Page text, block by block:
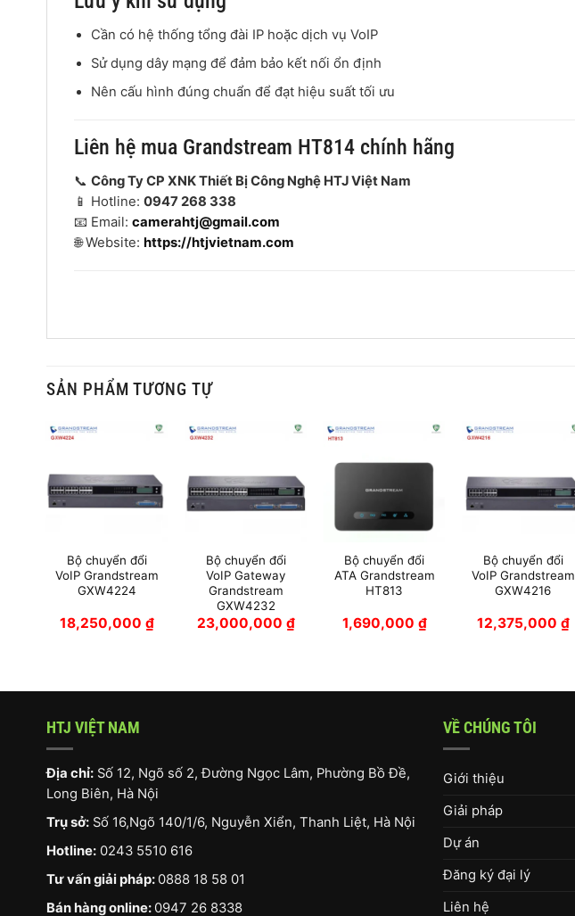
Cần có hệ thống tổng đài IP hoặc dịch vụ VoIP
Sử dụng dây mạng để đảm bảo kết nối ổn định
Nên cấu hình đúng chuẩn để đạt hiệu suất tối ưu
Liên hệ mua Grandstream HT814 chính hãng
📞 Công Ty CP XNK Thiết Bị Công Nghệ HTJ Việt Nam
📱 Hotline: 0947 268 338
📧 Email: camerahtj@gmail.com
🌐 Website: https://htjvietnam.com
SẢN PHẨM TƯƠNG TỰ
Bộ chuyển đổi
VoIP Grandstream
GXW4224
18,250,000 ₫
Bộ chuyển đổi
VoIP Gateway
Grandstream
GXW4232
23,000,000 ₫
Bộ chuyển đổi
ATA Grandstream
HT813
1,690,000 ₫
Bộ chuyển đổi
VoIP Grandstream
GXW4216
12,375,000 ₫
HTJ VIỆT NAM
Địa chỉ: Số 12, Ngõ số 2, Đường Ngọc Lâm, Phường Bồ Đề,
Long Biên, Hà Nội
Trụ sở: Số 16,Ngõ 140/1/6, Nguyễn Xiển, Thanh Liệt, Hà Nội
Hotline: 0243 5510 616
Tư vấn giải pháp: 0888 18 58 01
Bán hàng online: 0947 26 8338
VỀ CHÚNG TÔI
Giới thiệu
Giải pháp
Dự án
Đăng ký đại lý
Liên hệ